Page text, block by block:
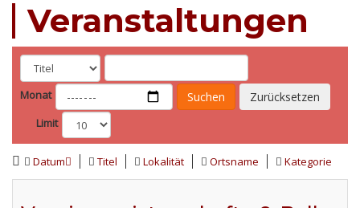
Veranstaltungen
Monat Suchen Zurücksetzen
Limit
Datum Titel Lokalität Ortsname Kategorie